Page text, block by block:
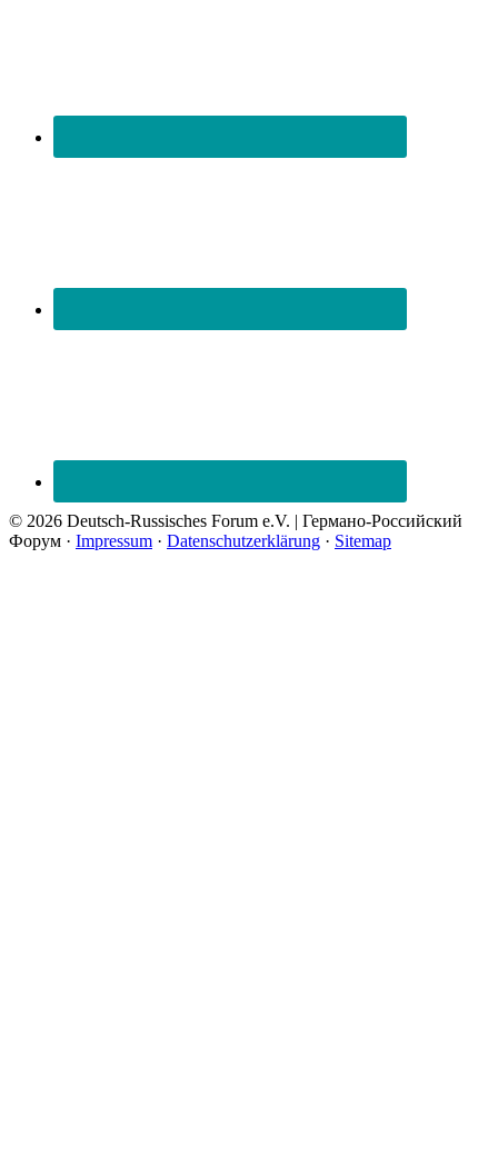
© 2026 Deutsch-Russisches Forum e.V. | Германо-Российский
Форум · Impressum · Datenschutzerklärung · Sitemap